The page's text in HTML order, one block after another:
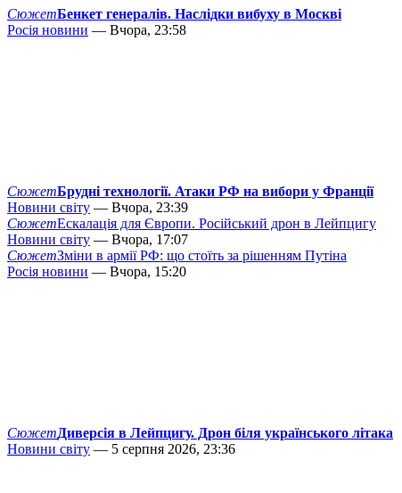
СюжетБенкет генералів. Наслідки вибуху в Москві
Росія новини — Вчора, 23:58
СюжетБрудні технології. Атаки РФ на вибори у Франції
Новини світу — Вчора, 23:39
СюжетЕскалація для Європи. Російський дрон в Лейпцигу
Новини світу — Вчора, 17:07
СюжетЗміни в армії РФ: що стоїть за рішенням Путіна
Росія новини — Вчора, 15:20
СюжетДиверсія в Лейпцигу. Дрон біля українського літака
Новини світу — 5 серпня 2026, 23:36